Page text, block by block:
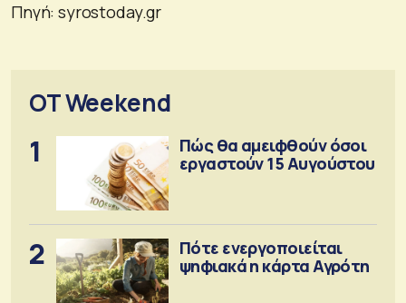
Πηγή: syrostoday.gr
OT Weekend
1
Πώς θα αμειφθούν όσοι
εργαστούν 15 Αυγούστου
2
Πότε ενεργοποιείται
ψηφιακά η κάρτα Αγρότη